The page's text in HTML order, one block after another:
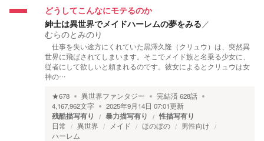
どうしてこんなにモテるのか
紳士は異世界でメイドハーレムの夢をみる／
むらのとみのり
仕事を失い途方にくれていた黒澤久隆（クリュウ）は、突然異
世界に飛ばされてしまいます。そこでメイド族と名乗る少女に、
従者にして欲しいと頼まれるのです。彼女によるとクリュウは女
神の…
★678 異世界ファンタジー 完結済628話
4,167,962文字 2025年9月14日 07:01更新
残酷描写有り 暴力描写有り 性描写有り
日常 異世界 メイド ほのぼの
男性向け
ハーレム